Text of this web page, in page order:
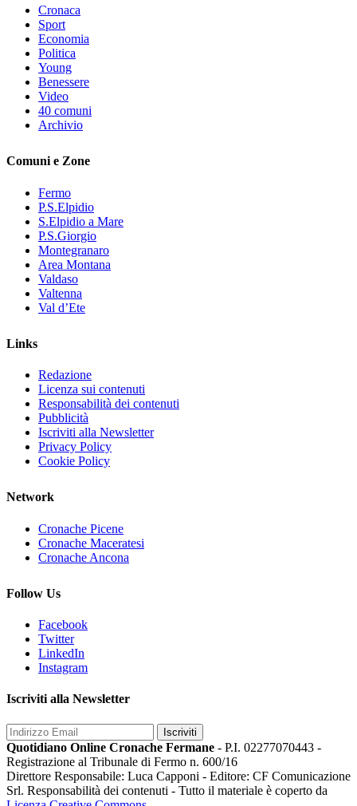
Cronaca
Sport
Economia
Politica
Young
Benessere
Video
40 comuni
Archivio
Comuni e Zone
Fermo
P.S.Elpidio
S.Elpidio a Mare
P.S.Giorgio
Montegranaro
Area Montana
Valdaso
Valtenna
Val d’Ete
Links
Redazione
Licenza sui contenuti
Responsabilità dei contenuti
Pubblicità
Iscriviti alla Newsletter
Privacy Policy
Cookie Policy
Network
Cronache Picene
Cronache Maceratesi
Cronache Ancona
Follow Us
Facebook
Twitter
LinkedIn
Instagram
Iscriviti alla Newsletter
Iscriviti
Quotidiano Online Cronache Fermane - P.I. 02277070443 -
Registrazione al Tribunale di Fermo n. 600/16
Direttore Responsabile: Luca Capponi - Editore: CF Comunicazione
Srl. Responsabilità dei contenuti - Tutto il materiale è coperto da